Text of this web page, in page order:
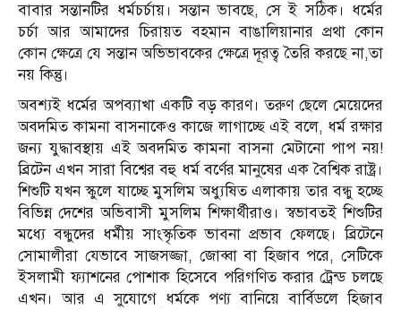
বাবার সন্তানটির ধর্মচর্চায়। সন্তান ভাবছে, সে ই সঠিক। ধর্মের
চর্চা আর আমাদের চিরায়ত বহমান বাঙালিয়ানার প্রথা কোন
কোন ক্ষেত্রে যে সন্তান অভিভাবকের ক্ষেত্রে দূরত্ব তৈরি করছে না,তা
নয় কিন্তু।
অবশ্যই ধর্মের অপব্যাখা একটি বড় কারণ। তরুণ ছেলে মেয়েদের
অবদমিত কামনা বাসনাকেও কাজে লাগাচ্ছে এই বলে, ধর্ম রক্ষার
জন্য যুদ্ধাবস্থায় এই অবদমিত কামনা বাসনা মেটানো পাপ নয়!
ব্রিটেন এখন সারা বিশ্বের বহু ধর্ম বর্ণের মানুষের এক বৈশ্বিক রাষ্ট্র।
শিশুটি যখন স্কুলে যাচ্ছে মুসলিম অধ্যুষিত এলাকায় তার বন্ধু হচ্ছে
বিভিন্ন দেশের অভিবাসী মুসলিম শিক্ষার্থীরাও। স্বভাবতই শিশুটির
মধ্যে বন্ধুদের ধর্মীয় সাংস্কৃতিক ভাবনা প্রভাব ফেলছে। ব্রিটেনে
সোমালীরা যেভাবে সাজসজ্জা, জোব্বা বা হিজাব পরে, সেটিকে
ইসলামী ফ্যাশনের পোশাক হিসেবে পরিগণিত করার ট্রেন্ড চলছে
এখন। আর এ সুযোগে ধর্মকে পণ্য বানিয়ে বার্বিডলে হিজাব